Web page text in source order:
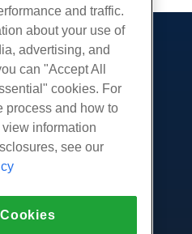
and traffic.
about your use of
advertising, and
can "Accept All
cookies. For
process and how to
information
see our